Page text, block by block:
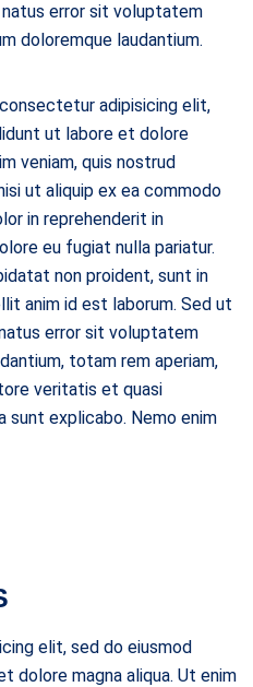
error sit voluptatem
doloremque laudantium.
adipisicing elit,
ut labore et dolore
veniam, quis nostrud
ut aliquip ex ea commodo
in reprehenderit in
eu fugiat nulla pariatur.
non proident, sunt in
anim id est laborum. Sed ut
error sit voluptatem
totam rem aperiam,
veritatis et quasi
explicabo. Nemo enim
elit, sed do eiusmod
dolore magna aliqua. Ut enim